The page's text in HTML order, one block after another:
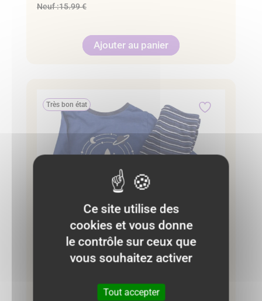
Neuf :15.99 €
Ajouter au panier
Très bon état
Ce site utilise des
cookies et vous donne
le contrôle sur ceux que
vous souhaitez activer
Tout accepter